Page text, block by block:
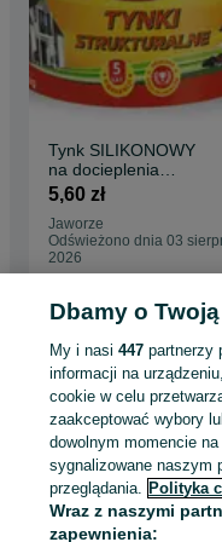
Tynk SILIKONOWY
na docieplenia
styropian elewacje
elastyczny system
5,60 zł
Jaworze
Odświeżono dnia 03
2026
Tynki - Cieszyn
KATEGORIA
ID:417588373
Dbamy o
My i nasi447 partnerzy
informacji na
cookie w celu
zaakceptować wybory
dowolnym momencie
sygnalizowane naszym
przeglądania. Polityka
Wraz z naszymi
zapewnienia: